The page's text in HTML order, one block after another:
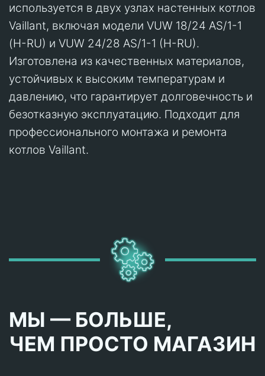
используется в двух узлах настенных котлов
Vaillant, включая модели VUW 18/24 AS/1-1
(H-RU) и VUW 24/28 AS/1-1 (H-RU).
Изготовлена из качественных материалов,
устойчивых к высоким температурам и
давлению, что гарантирует долговечность и
безотказную эксплуатацию. Подходит для
профессионального монтажа и ремонта
котлов Vaillant.
МЫ — БОЛЬШЕ,
ЧЕМ ПРОСТО МАГАЗИН